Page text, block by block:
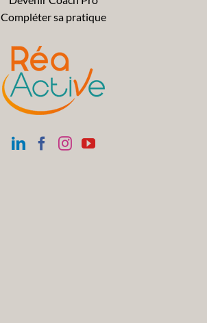
Compléter sa pratique